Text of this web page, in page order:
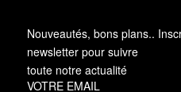
Nouveautés, bons plans..
newsletter pour suivre
toute notre actualité